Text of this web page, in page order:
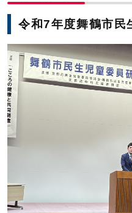
令和7年度舞鶴市民